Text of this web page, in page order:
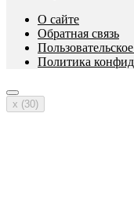
О сайте
Обратная связь
Политика
x (30)